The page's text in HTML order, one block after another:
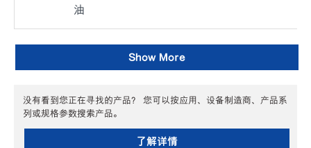
油
Show More
没有看到您正在寻找的产品？ 您可以按应用、设备制造商、产品系
列或规格参数搜索产品。
了解详情